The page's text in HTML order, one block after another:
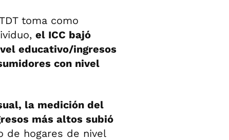
toma como
el ICC bajó
educativo/ingresos
con nivel
la medición del
más altos subió
de hogares de nivel